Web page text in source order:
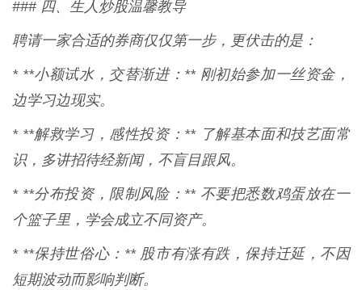
### 四、生人炒股温馨教导
聘请一家合适的券商仅仅第一步，更伏击的是：
* **小额试水，交替渐进：** 刚初始参加一丝资金，
边学习边现实。
* **解救学习，感性投资：** 了解基本面和技艺面常
识，多讲招待经新闻，不盲目跟风。
* **分布投资，限制风险：** 不要把悉数鸡蛋放在一
个篮子里，学会成立不同资产。
* **保持世俗心：** 股市有涨有跌，保持迁延，不因
短期波动而影响判断。